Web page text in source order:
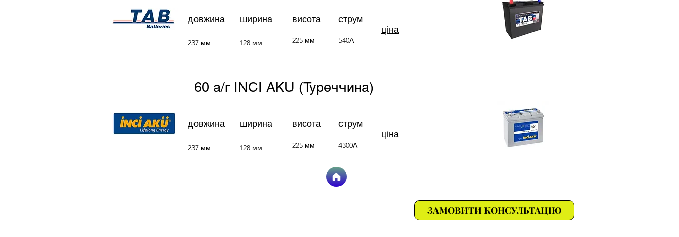
довжина ширина
237 мм 128 мм
висота
струм
ціна
225 мм 540А
60 а/г INCI AKU (Туреччина)
довжина ширина
237 мм 128 мм
висота
струм
ціна
225 мм 4300А
ЗАМОВИТИ КОНСУЛЬТАЦІЮ